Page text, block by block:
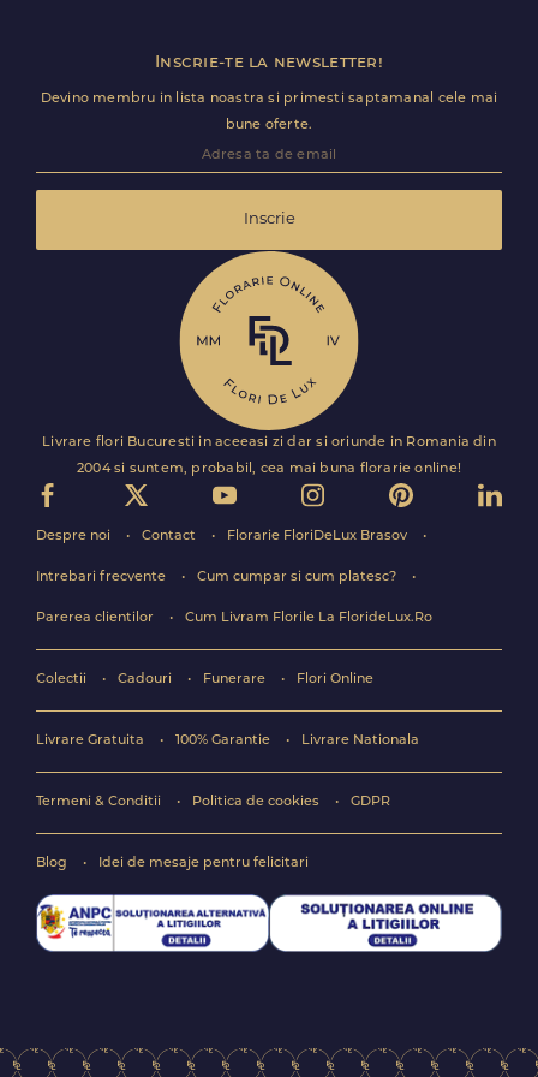
Inscrie-te la newsletter!
Devino membru in lista noastra si primesti saptamanal cele mai
bune oferte.
Inscrie
Livrare flori Bucuresti in aceeasi zi dar si oriunde in Romania din
2004 si suntem, probabil, cea mai buna florarie online!
Despre noi Contact Florarie FloriDeLux Brasov
Intrebari frecvente Cum cumpar si cum platesc?
Parerea clientilor Cum Livram Florile La FlorideLux.Ro
Colectii Cadouri Funerare Flori Online
Livrare Gratuita 100% Garantie Livrare Nationala
Termeni & Conditii Politica de cookies GDPR
Blog Idei de mesaje pentru felicitari